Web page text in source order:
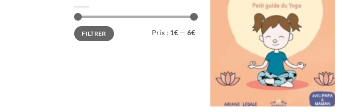
Prix
min
Prix
maxFILTRER Prix : 1€ — 6€